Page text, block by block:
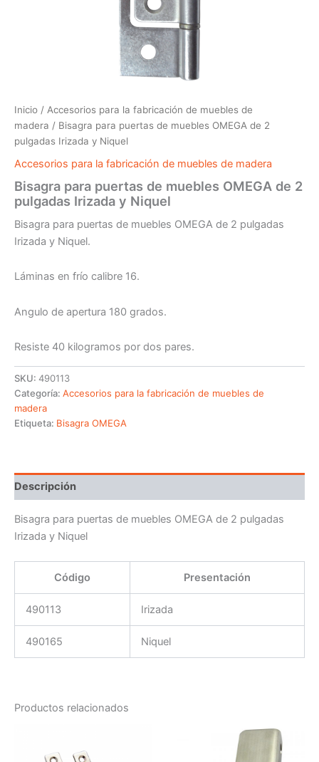
Inicio / Accesorios para la fabricación de muebles de
madera / Bisagra para puertas de muebles OMEGA de 2
pulgadas Irizada y Niquel
Accesorios para la fabricación de muebles de madera
Bisagra para puertas de muebles OMEGA de 2
pulgadas Irizada y Niquel
Bisagra para puertas de muebles OMEGA de 2 pulgadas
Irizada y Niquel.
Láminas en frío calibre 16.
Angulo de apertura 180 grados.
Resiste 40 kilogramos por dos pares.
SKU: 490113
Categoría: Accesorios para la fabricación de muebles de
madera
Etiqueta: Bisagra OMEGA
Descripción
Bisagra para puertas de muebles OMEGA de 2 pulgadas
Irizada y Niquel
Código Presentación
490113 Irizada
490165 Niquel
Productos relacionados